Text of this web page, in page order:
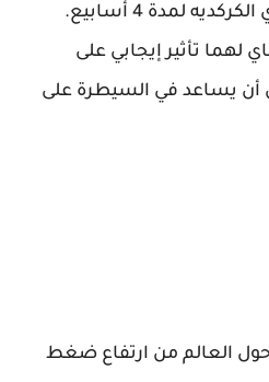
من الشاي الأخضر أو ​​شاي الكركديه لمدة 4 أسابيع.
لهما تأثير إيجابي على
أن يساعد في السيطرة على
حول العالم من ارتفاع ضغط